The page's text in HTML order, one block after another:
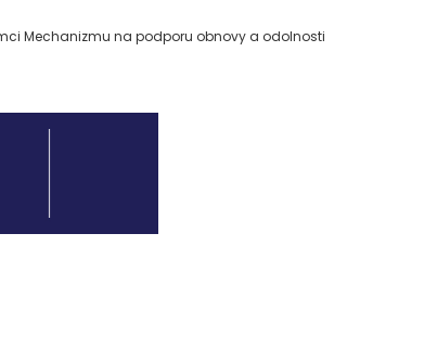
Mechanizmu na podporu obnovy a odolnosti